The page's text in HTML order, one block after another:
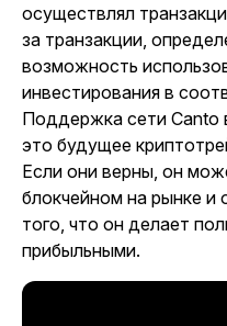
осуществлял
за транзакции,
возможность
инвестирования в
Поддержка сети Canto
это будущее
Если они верны, он
блокчейном на рынке и
того, что он делает
прибыльными.